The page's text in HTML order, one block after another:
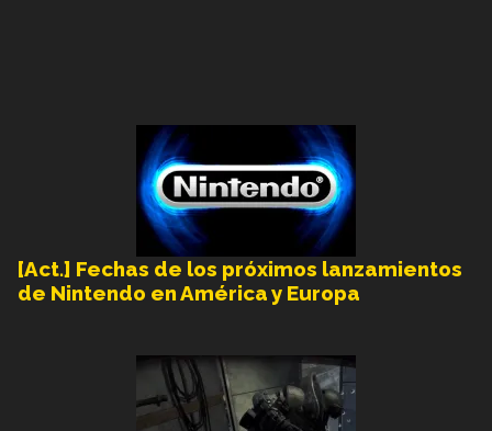
[Act.] Fechas de los próximos lanzamientos
de Nintendo en América y Europa